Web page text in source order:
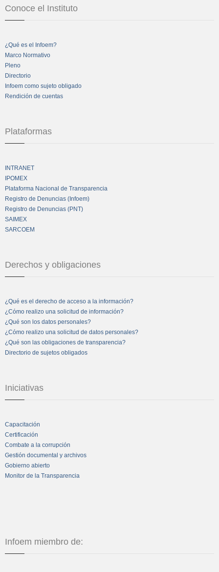
Conoce el Instituto
¿Qué es el Infoem?
Marco Normativo
Pleno
Directorio
Infoem como sujeto obligado
Rendición de cuentas
Plataformas
INTRANET
IPOMEX
Plataforma Nacional de Transparencia
Registro de Denuncias (Infoem)
Registro de Denuncias (PNT)
SAIMEX
SARCOEM
Derechos y obligaciones
¿Qué es el derecho de acceso a la información?
¿Cómo realizo una solicitud de información?
¿Qué son los datos personales?
¿Cómo realizo una solicitud de datos personales?
¿Qué son las obligaciones de transparencia?
Directorio de sujetos obligados
Iniciativas
Capacitación
Certificación
Combate a la corrupción
Gestión documental y archivos
Gobierno abierto
Monitor de la Transparencia
Infoem miembro de: